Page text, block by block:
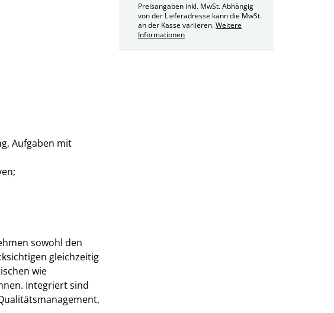
Aufgaben mit
sowohl den
gleichzeitig
wie
Integriert sind
Preisangaben inkl. MwSt. Abhängig
von der Lieferadresse kann die MwSt.
an der Kasse variieren.Weitere
Informationen